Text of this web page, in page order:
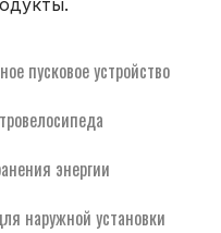
пусковое устройство
энергии
наружной установки